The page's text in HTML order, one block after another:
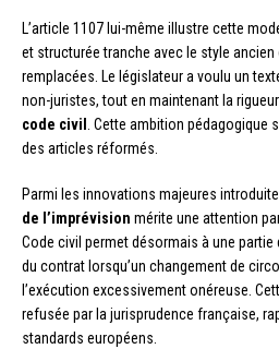
L’article 1107 lui-même illustre cette
et structurée tranche avec le style
remplacées. Le législateur a voulu un
non-juristes, tout en maintenant la
code civil . Cette ambition pédagogique
des articles réformés.
Parmi les innovations majeures
de l’imprévision mérite une attention
Code civil permet désormais à une
du contrat lorsqu’un changement de
l’exécution excessivement onéreuse.
refusée par la jurisprudence française,
standards européens.